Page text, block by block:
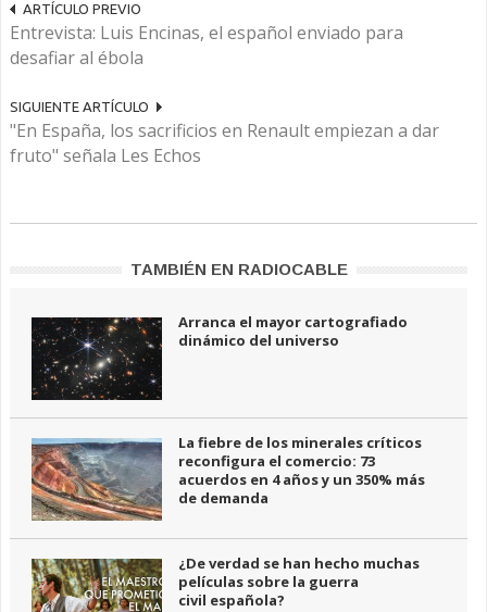
ARTÍCULO PREVIO
Entrevista: Luis Encinas, el español enviado para
desafiar al ébola
SIGUIENTE ARTÍCULO
"En España, los sacrificios en Renault empiezan a dar
fruto" señala Les Echos
TAMBIÉN EN RADIOCABLE
Arranca el mayor cartografiado
dinámico del universo
La fiebre de los minerales críticos
reconfigura el comercio: 73
acuerdos en 4 años y un 350% más
de demanda
¿De verdad se han hecho muchas
películas sobre la guerra
civil española?